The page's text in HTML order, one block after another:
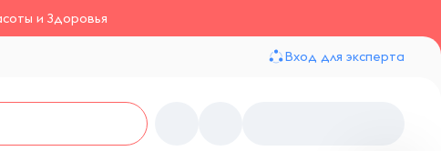
и Здоровья
Вход для эксперта